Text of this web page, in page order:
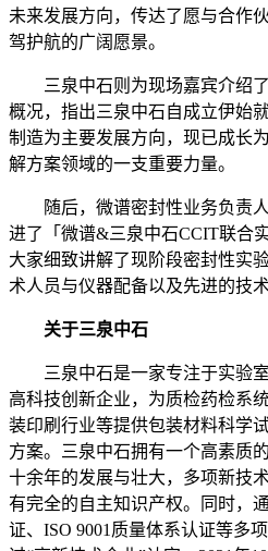
未来发展方向，传达了愿与合作
驾护航的广阔愿景。
三泉中石则为现场嘉宾介绍了
概况，指出三泉中石自成立伊始
制造为主要发展方向，现已成长
解方案领域的一支重要力量。
随后，微谱密封性业务负责人
进了「微谱&三泉中石CCIT联合
大家细致讲解了现阶段密封性实
术人员与仪器配备以及先进的技
关于三泉中石
三泉中石是一家专注于实验室
高科技创新企业，为质检药检系
装印刷行业等提供包装材料科学
方案。三泉中石拥有一个高素质
十余年的发展与壮大，多项新技
有完全的自主知识产权。同时，
证、ISO 9001质量体系认证等多